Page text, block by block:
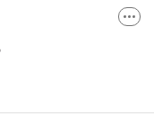
på Facebook